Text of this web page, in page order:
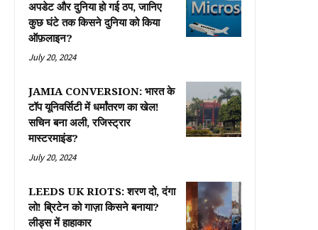
अपडेट और दुनिया हो गई ठप, जानिए
कुछ घंटे तक किसने दुनिया को किया
ऑफ़लाइन?
July 20, 2024
JAMIA CONVERSION: भारत के
टॉप यूनिवर्सिटी में धर्मांतरण का खेल!
सचिन बना अली, रजिस्ट्रार
मास्टरमाइंड?
July 20, 2024
LEEDS UK RIOTS: शरण दो, दंगा
लो! ब्रिटेन को गाज़ा किसने बनाया?
लीड्स में हाहाकार